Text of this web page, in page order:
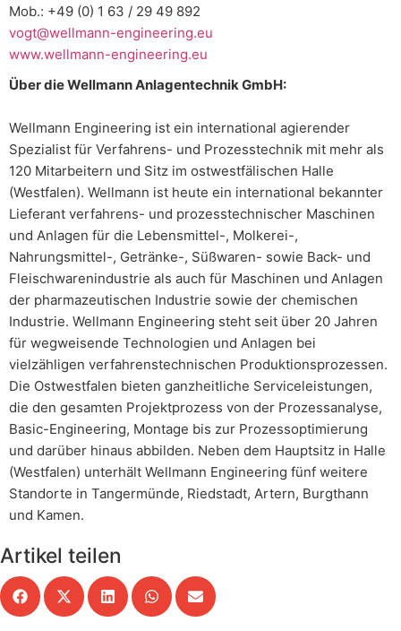
Mob.: +49 (0) 1 63 / 29 49 892
vogt@wellmann-engineering.eu
www.wellmann-engineering.eu
Über die Wellmann Anlagentechnik GmbH:
Wellmann Engineering ist ein international agierender
Spezialist für Verfahrens- und Prozesstechnik mit mehr als
120 Mitarbeitern und Sitz im ostwestfälischen Halle
(Westfalen). Wellmann ist heute ein international bekannter
Lieferant verfahrens- und prozesstechnischer Maschinen
und Anlagen für die Lebensmittel-, Molkerei-,
Nahrungsmittel-, Getränke-, Süßwaren- sowie Back- und
Fleischwarenindustrie als auch für Maschinen und Anlagen
der pharmazeutischen Industrie sowie der chemischen
Industrie. Wellmann Engineering steht seit über 20 Jahren
für wegweisende Technologien und Anlagen bei
vielzähligen verfahrenstechnischen Produktionsprozessen.
Die Ostwestfalen bieten ganzheitliche Serviceleistungen,
die den gesamten Projektprozess von der Prozessanalyse,
Basic-Engineering, Montage bis zur Prozessoptimierung
und darüber hinaus abbilden. Neben dem Hauptsitz in Halle
(Westfalen) unterhält Wellmann Engineering fünf weitere
Standorte in Tangermünde, Riedstadt, Artern, Burgthann
und Kamen.
Artikel teilen